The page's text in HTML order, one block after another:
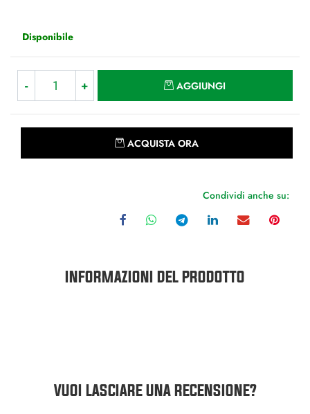
Disponibile
AGGIUNGI
ACQUISTA ORA
Condividi anche su:
INFORMAZIONI DEL PRODOTTO
VUOI LASCIARE UNA RECENSIONE?